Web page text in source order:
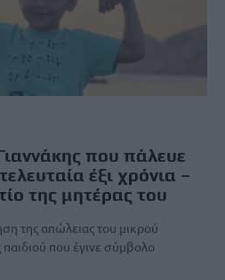
που πάλευε
έξι χρόνια –
της μητέρας του
της απώλειας του μικρού
που έγινε σύμβολο